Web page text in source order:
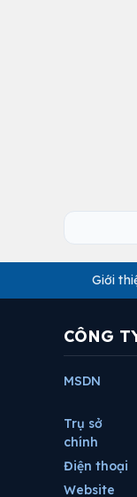
Giới
CÔNG
MSDN
Trụ sở
chính
Điện thoại
Website